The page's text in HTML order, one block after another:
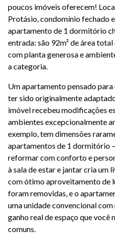
poucos imóveis oferecem!
Protásio, condomínio fechado
apartamento de 1 dormitório
entrada: são 92m² de área
com planta generosa e
a categoria.
Um apartamento pensado
ter sido originalmente
imóvel recebeu modificações
ambientes excepcionalmente
exemplo, tem dimensões
apartamentos de 1 dormitório
reformar com conforto e
à sala de estar e jantar cria um
com ótimo aproveitamento de
foram removidas, e o
uma unidade convencional
ganho real de espaço que você
comuns.